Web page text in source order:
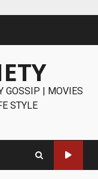
GOSSIP | MOVIES
STYLE